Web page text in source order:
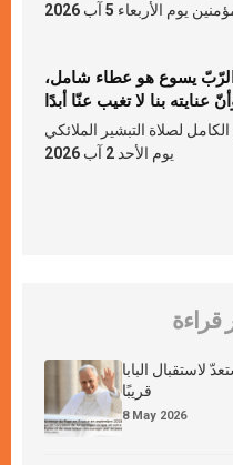
يوم الأربعاء 5 آب 2026
يسوع هو عطاء شامل،
عنايته بنا لا تغيب عنّا أبدًا
لصلاة التبشير الملائكي
يوم الأحد 2 آب 2026
قراءة
لاستقبال البابا
قريبًا
8 May 2026